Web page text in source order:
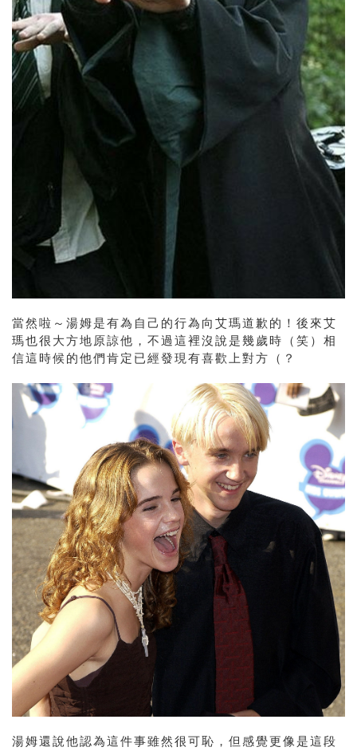
當然啦～湯姆是有為自己的行為向艾瑪道歉的！後來艾
瑪也很大方地原諒他，不過這裡沒說是幾歲時（笑）相
信這時候的他們肯定已經發現有喜歡上對方（？
湯姆還說他認為這件事雖然很可恥，但感覺更像是這段